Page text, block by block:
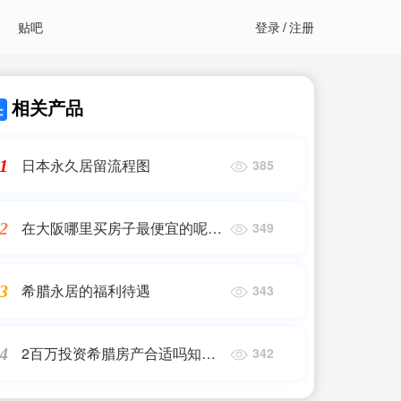
贴吧 登录/注册
相关产品
日本永久居留流程图 385
在大阪哪里买房子最便宜的呢视
349
希腊永居的福利待遇 343
2百万投资希腊房产合适吗知乎
342